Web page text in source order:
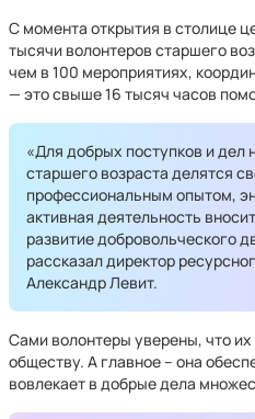
С момента открытия в столице
тысячи волонтеров старшего
чем в 100 мероприятиях,
— это свыше 16 тысяч часов
«Для добрых поступков и дел
старшего возраста делятся
профессиональным опытом,
активная деятельность
развитие добровольческого
рассказал директор
Александр Левит.
Сами волонтеры уверены, что
обществу. А главное – она
вовлекает в добрые дела